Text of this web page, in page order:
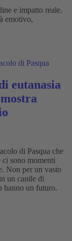
e impatto reale.
emotivo,
eutanasia
di Pasqua che
sono momenti
Non per un vasto
un canile di
hanno un futuro.